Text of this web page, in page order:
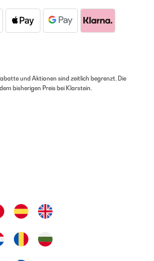
und Aktionen sind zeitlich begrenzt. Die
bisherigen Preis bei Klarstein.